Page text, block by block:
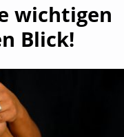
wichtigen
Blick!